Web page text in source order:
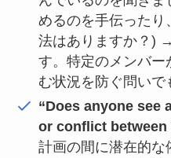
めるのを手伝った
法はありますか？)
す。特定のメンバー
む状況を防ぐ問いで
“Does anyone see
or conflict between
計画の間に潜在的な